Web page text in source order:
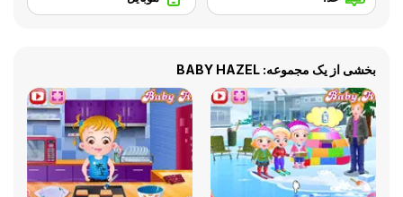
بخشی از یک مجموعه: BABY HAZEL